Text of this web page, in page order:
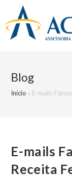
Blog
Início » E-mails
E-mails
Receita